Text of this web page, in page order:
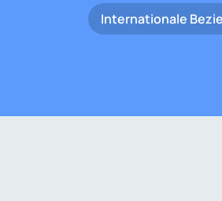
Internationale